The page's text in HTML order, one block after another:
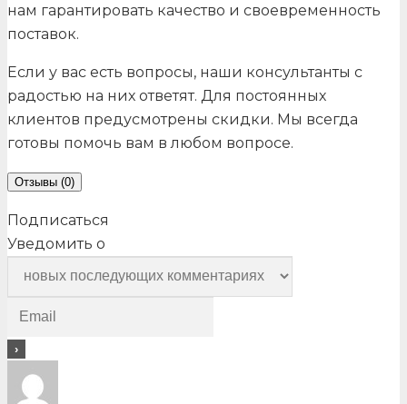
нам гарантировать качество и своевременность
поставок.
Если у вас есть вопросы, наши консультанты с
радостью на них ответят. Для постоянных
клиентов предусмотрены скидки. Мы всегда
готовы помочь вам в любом вопросе.
Отзывы (0)
Подписаться
Уведомить о